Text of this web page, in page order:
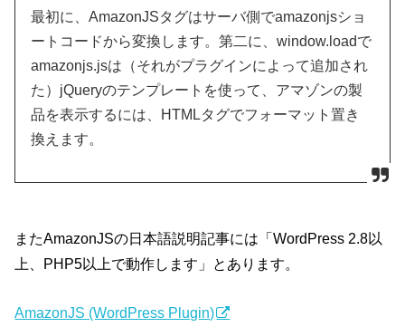
最初に、AmazonJSタグはサーバ側でamazonjsショ
ートコードから変換します。第二に、window.loadで
amazonjs.jsは（それがプラグインによって追加され
た）jQueryのテンプレートを使って、アマゾンの製
品を表示するには、HTMLタグでフォーマット置き
換えます。
またAmazonJSの日本語説明記事には「WordPress 2.8以
上、PHP5以上で動作します」とあります。
AmazonJS (WordPress Plugin)